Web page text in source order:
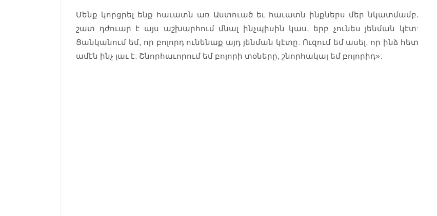
Մենք կորցրել ենք հաւատն առ Աստուած եւ հաւատն ինքներս մեր նկատմամբ.
շատ դժուար է այս աշխարհում մնալ ինչպիսին կաս, երբ չունես յենման կէտ:
Ցանկանում եմ, որ բոլորդ ունենաք այդ յենման կէտը: Ուզում եմ ասել, որ ինձ հետ
ամէն ինչ լաւ է: Շնորհաւորում եմ բոլորի տօները, շնորհակալ եմ բոլորիդ»: